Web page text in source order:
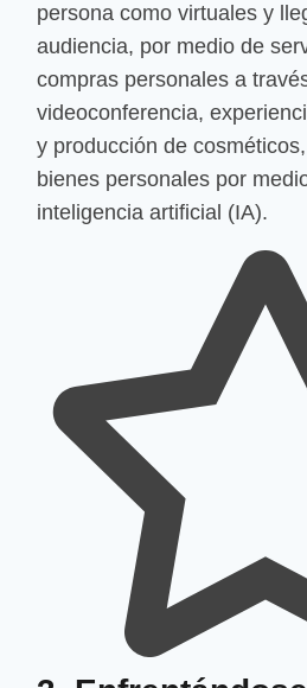
persona como virtuales y
audiencia, por medio de
compras personales a
videoconferencia,
y producción de
bienes personales por
inteligencia artificial (IA).